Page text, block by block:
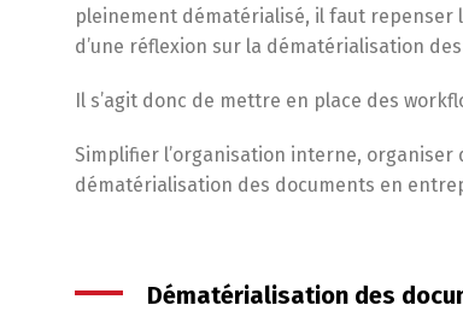
pleinement dématérialisé, il faut repenser
d’une réflexion sur la dématérialisation
Il s’agit donc de mettre en place des
Simplifier l’organisation interne,
dématérialisation des documents en
Dématérialisation des